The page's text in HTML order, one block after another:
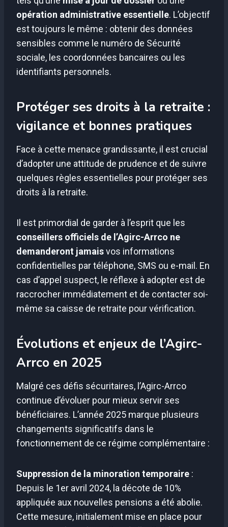
opération administrative essentielle. L’objectif
est toujours le même : obtenir des données
sensibles comme le numéro de Sécurité
sociale, les coordonnées bancaires ou les
identifiants personnels.
Protéger ses droits à la retraite :
vigilance et bonnes pratiques
Face à cette menace grandissante, il est crucial
d’adopter une attitude de prudence et de suivre
quelques règles essentielles pour protéger ses
droits à la retraite.
Il est primordial de garder à l’esprit que les
conseillers officiels de l’Agirc-Arrco ne
demanderont jamaisvos informations
confidentielles par téléphone, SMS ou e-mail. En
cas d’appel suspect, le réflexe à adopter est de
raccrocher immédiatement et de contacter soi-
même sa caisse de retraite pour vérification.
Évolutions et enjeux de l’Agirc-
Arrco en 2025
Malgré ces défis sécuritaires, l’Agirc-Arrco
continue d’évoluer pour mieux servir ses
bénéficiaires. L’année 2025 marque plusieurs
changements significatifs dans le
fonctionnement de ce régime complémentaire :
Suppression de la minoration temporaire :
Depuis le 1er avril 2024, la décote de 10%
appliquée aux nouvelles pensions a été abolie.
Cette mesure, initialement mise en place pour